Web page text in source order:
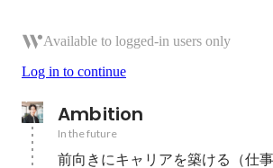
Available to logged-in users only
Log in to continue
Ambition
In the future
前向きにキャリアを築ける（仕